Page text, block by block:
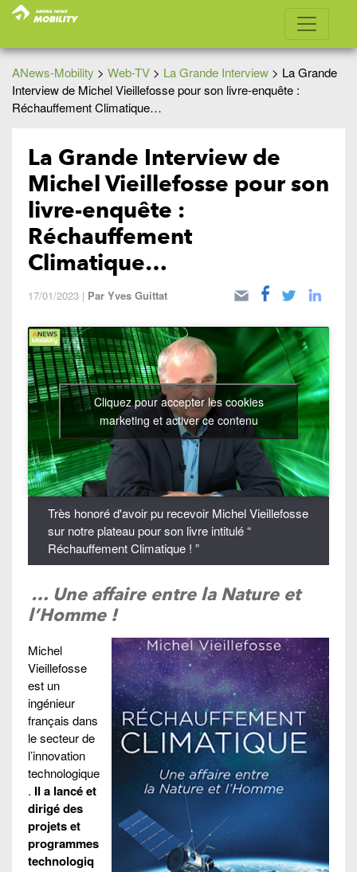
ANews-Mobility > Web-TV > La Grande Interview > La Grande
Interview de Michel Vieillefosse pour son livre-enquête :
Réchauffement Climatique…
La Grande Interview de
Michel Vieillefosse pour son
livre-enquête :
Réchauffement
Climatique…
17/01/2023 | Par Yves Guittat
Cliquez pour accepter les cookies
marketing et activer ce contenu
Très honoré d'avoir pu recevoir Michel Vieillefosse
sur notre plateau pour son livre intitulé “
Réchauffement Climatique ! ”
… Une affaire entre la Nature et
l’Homme !
Michel
Vieillefosse
est un
ingénieur
français dans
le secteur de
l’innovation
technologique
. Il a lancé et
dirigé des
projets et
programmes
technologiq